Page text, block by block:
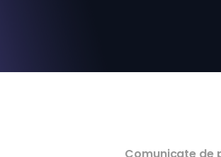
Comunicate de